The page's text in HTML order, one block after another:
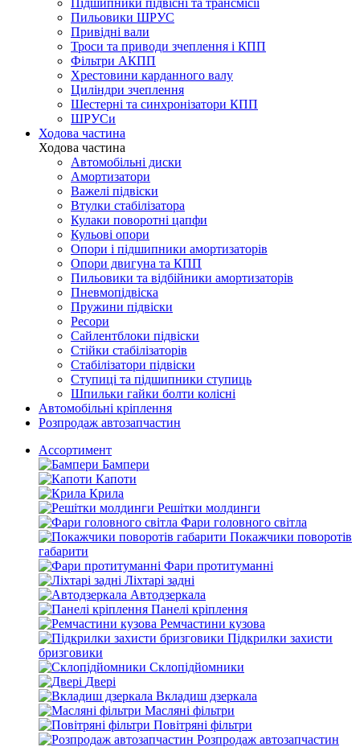
Підшипники підвісні та трансмісії
Пильовики ШРУС
Привідні вали
Троси та приводи зчеплення і КПП
Фільтри АКПП
Хрестовини карданного валу
Циліндри зчеплення
Шестерні та синхронізатори КПП
ШРУСи
Ходова частина
Ходова частина
Автомобільні диски
Амортизатори
Важелі підвіски
Втулки стабілізатора
Кулаки поворотні цапфи
Кульові опори
Опори і підшипники амортизаторів
Опори двигуна та КПП
Пильовики та відбійники амортизаторів
Пневмопідвіска
Пружини підвіски
Ресори
Сайлентблоки підвіски
Стійки стабілізаторів
Стабілізатори підвіски
Ступиці та підшипники ступиць
Шпильки гайки болти колісні
Автомобільні кріплення
Розпродаж автозапчастин
Ассортимент
Бампери
Капоти
Крила
Решітки молдинги
Фари головного світла
Покажчики поворотів
габарити
Фари протитуманні
Ліхтарі задні
Автодзеркала
Панелі кріплення
Ремчастини кузова
Підкрилки захисти
бризговики
Склопідйомники
Двері
Вкладиш дзеркала
Масляні фільтри
Повітряні фільтри
Розпродаж автозапчастин